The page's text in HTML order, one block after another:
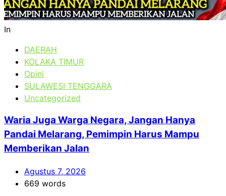
In
DAERAH
KOLAKA TIMUR
Opini
SULAWESI TENGGARA
Uncategorized
Waria Juga Warga Negara, Jangan Hanya
Pandai Melarang, Pemimpin Harus Mampu
Memberikan Jalan
Agustus 7, 2026
669 words